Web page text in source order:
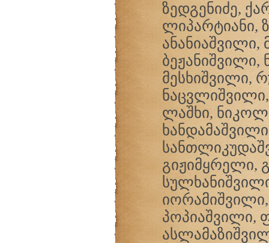
ზედგენიძე,
ლიპარტიანი,
ანანიაშვილი,
მესხიშვილი,
ლაშხი,
გიჟიმყრელი,
პოპიაშვილი,